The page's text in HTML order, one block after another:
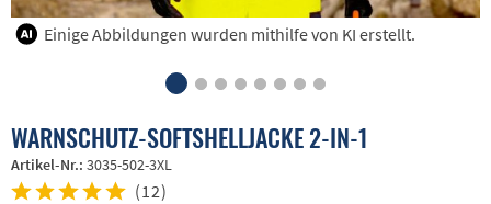
Einige Abbildungen wurden mithilfe von KI erstellt.
WARNSCHUTZ-SOFTSHELLJACKE 2-IN-1
Artikel-Nr.: 3035-502-3XL
(12)